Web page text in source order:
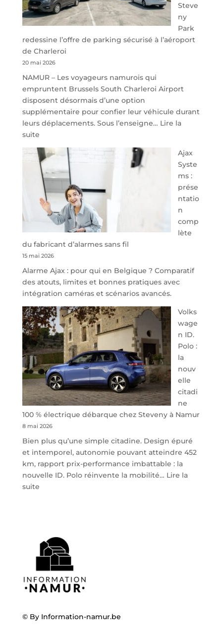
Steve
ny
Park
redessine l’offre de parking sécurisé à l’aéroport
de Charleroi
20 mai 2026
NAMUR – Les voyageurs namurois qui
empruntent Brussels South Charleroi Airport
disposent désormais d’une option
supplémentaire pour confier leur véhicule durant
leurs déplacements. Sous l’enseigne… Lire la
suite:
À
40
minutes
de
Namur,
Steveny
Park
redessine
de
parking
sécurisé
à
l’aéroport
de
Charleroi
Ajax
Syste
ms :
prése
ntatio
n
comp
lète
du fabricant d’alarmes sans fil
15 mai 2026
Alarme Ajax : pour qui en Belgique ? Comparatif
des atouts, limites et bonnes pratiques avec
intégration caméras et scénarios avancés.
Volks
wage
n ID.
Polo :
la
nouv
elle
citadi
ne
100 % électrique débarque chez Steveny à Namur
8 mai 2026
Bien plus qu’une simple citadine. Design épuré
et intemporel, autonomie pouvant atteindre 452
km, rapport prix-performance imbattable : la
nouvelle ID. Polo réinvente la mobilité… Lire la
suite:
la
nouvelle
citadine
100
%
débarque
© By Information-namur.be